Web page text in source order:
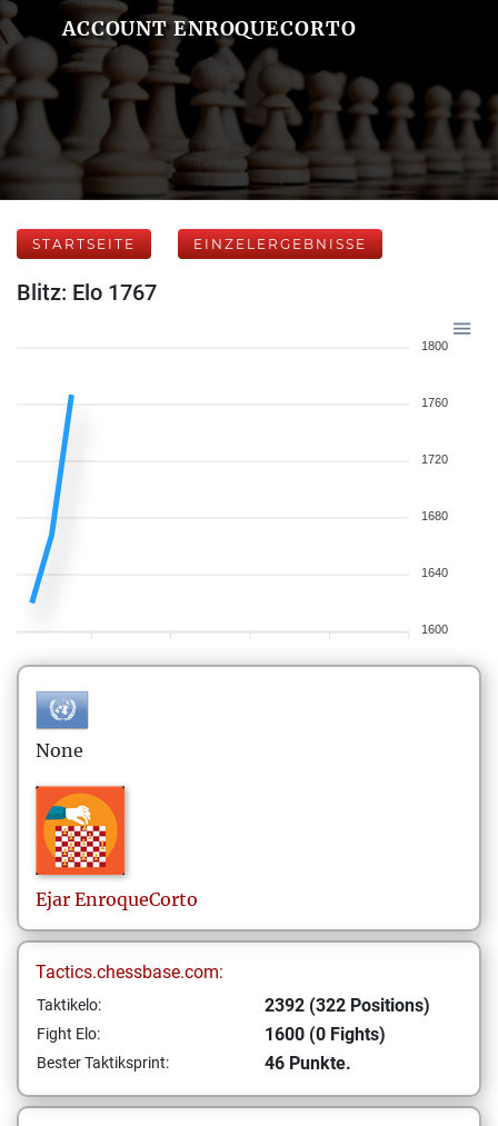
ACCOUNT ENROQUECORTO
STARTSEITE EINZELERGEBNISSE
Blitz: Elo 1767
1800
1760
1720
1680
1640
1600
None
Ejar EnroqueCorto
Tactics.chessbase.com:
Taktikelo: 2392 (322 Positions)
Fight Elo: 1600 (0 Fights)
Bester Taktiksprint: 46 Punkte.